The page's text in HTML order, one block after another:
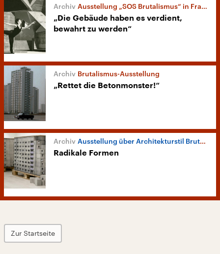
Ausstellung „SOS Brutalismus“ in Frankfurt
„Die Gebäude haben es verdient,
bewahrt zu werden“
Brutalismus-Ausstellung
„Rettet die Betonmonster!“
Ausstellung über Architekturstil Brutalismus
Radikale Formen
Zur Startseite